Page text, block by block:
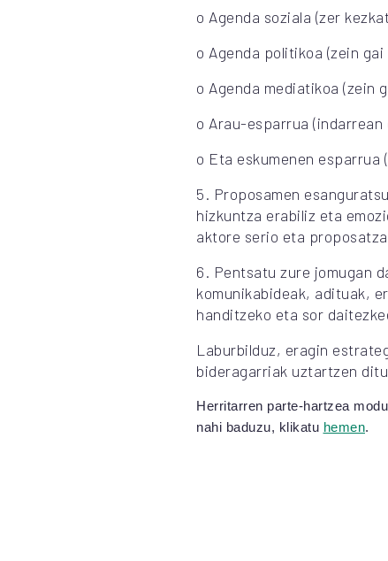
o Agenda soziala (zer
o Agenda politikoa (zein
o Agenda mediatikoa (zein
o Arau-esparrua
o Eta eskumenen
5. Proposamen
hizkuntza erabiliz eta
aktore serio eta
6. Pentsatu zure jomugan
komunikabideak, adituak,
handitzeko eta sor
Laburbilduz, eragin
bideragarriak uztartzen
Herritarren parte-hartzea
nahi baduzu, klikatu hemen.